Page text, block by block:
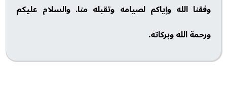
وفقنا الله وإياكم لصيامه وتقبله منا. والسلام عليكم
ورحمة الله وبركاته.